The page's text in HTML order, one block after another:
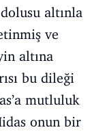
altınla
ve
altına
bu dileği
mutluluk
onun bir